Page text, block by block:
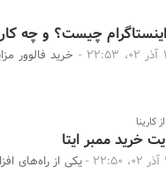
چیست؟ و چه
خرید فالوور
کارینا
خرید ممبر ایتا
یکی از راه‌های